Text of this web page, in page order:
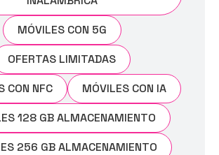
MÓVILES CON 5G
OFERTAS LIMITADAS
CON NFC
MÓVILES CON IA
128 GB ALMACENAMIENTO
256 GB ALMACENAMIENTO